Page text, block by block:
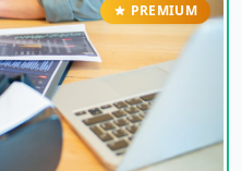
PREMIUM